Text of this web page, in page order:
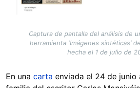
Captura de pantalla del análisis de
herramienta ‘Imágenes sintéticas’
hecha el 1 de julio de
En una carta enviada el 24 de junio